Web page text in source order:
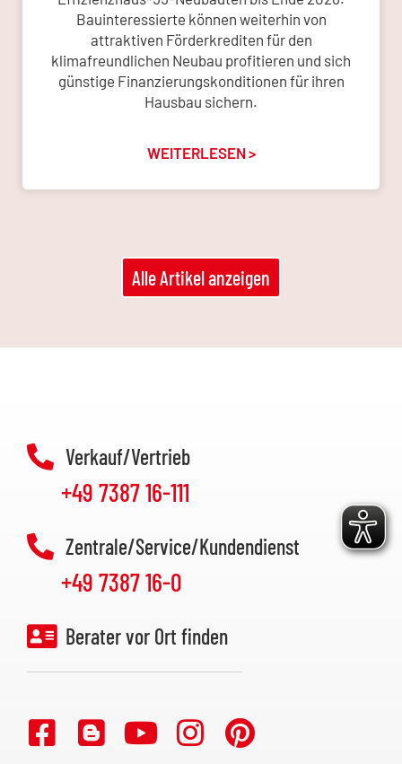
Bauinteressierte können weiterhin von
attraktiven Förderkrediten für den
klimafreundlichen Neubau profitieren und sich
günstige Finanzierungskonditionen für ihren
Hausbau sichern.
WEITERLESEN >
Alle Artikel anzeigen
Verkauf/Vertrieb
+49 7387 16-111
Zentrale/Service/Kundendienst
+49 7387 16-0
Berater vor Ort finden